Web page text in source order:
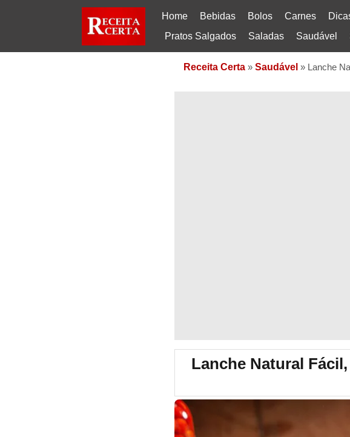
Home Bebidas Bolos Carnes
Pratos Salgados
Saladas Saudável
Receita Certa » Saudável » Lanche
Lanche Natural